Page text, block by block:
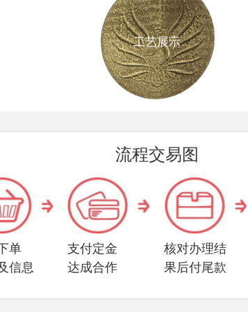
工艺展示
流程交易图
单
信息
支付定金
达成合作
核对办理结
果后付尾款